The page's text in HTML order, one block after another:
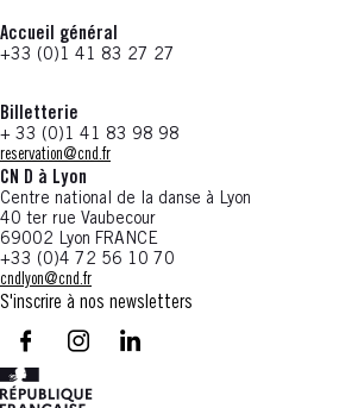
Accueil général
+33 (0)1 41 83 27 27
Billetterie
+ 33 (0)1 41 83 98 98
reservation@cnd.fr
CN D à Lyon
Centre national de la danse à Lyon
40 ter rue Vaubecour
69002 Lyon FRANCE
+33 (0)4 72 56 10 70
cndlyon@cnd.fr
S'inscrire à nos newsletters
facebook - CN D - Nouvelle fenêtre
instagram - CN D - Nouvelle fenêtre
LinkedIn - CN D - Nouvelle fenêtre